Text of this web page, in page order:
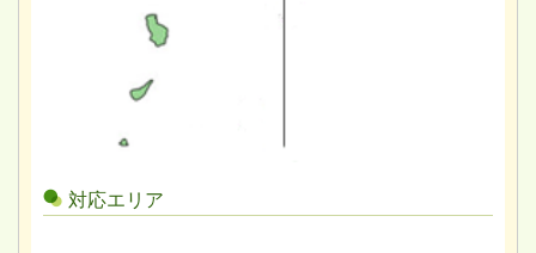
対応エリア